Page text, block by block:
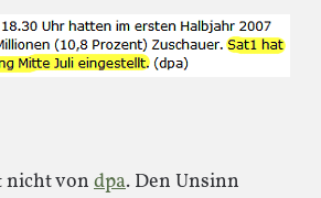
nicht von dpa. Den Unsinn